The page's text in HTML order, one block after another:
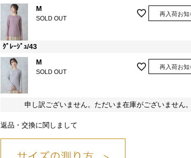
M
SOLD OUT
再入荷お知
ｸﾞﾚｰｼﾞｭ/43
M
SOLD OUT
再入荷お知
申し訳ございません。ただいま在庫がございません。
返品・交換に関しまして